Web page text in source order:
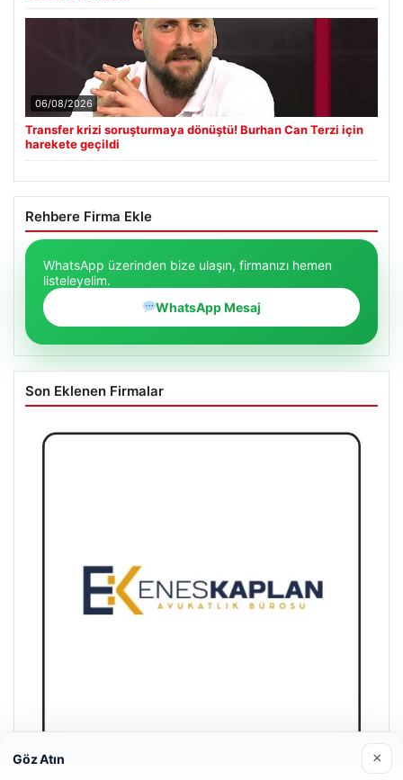
06/08/2026
Transfer krizi soruşturmaya dönüştü! Burhan Can Terzi için
harekete geçildi
Rehbere Firma Ekle
WhatsApp üzerinden bize ulaşın, firmanızı hemen
listeleyelim.
WhatsApp Mesaj
Son Eklenen Firmalar
Göz Atın ×